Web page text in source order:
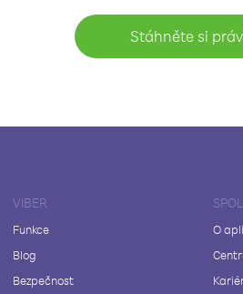
Stáhněte si
VIBER
Funkce
Blog
Bezpečnost
O